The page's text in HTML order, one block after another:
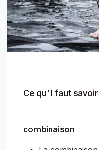
Ce qu'il faut
combinaison